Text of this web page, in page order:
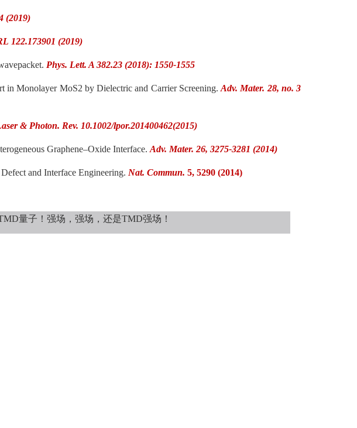
(2019)
122.173901 (2019)
Phys. Lett. A 382.23 (2018): 1550-1555
in Monolayer MoS2 by Dielectric and Carrier Screening.Adv. Mater. 28, no. 3
& Photon. Rev. 10.1002/lpor.201400462(2015)
Graphene–Oxide Interface. Adv. Mater. 26, 3275-3281 (2014)
and Interface Engineering. Nat. Commun. 5, 5290 (2014)
量子！强场，强场，还是TMD强场！